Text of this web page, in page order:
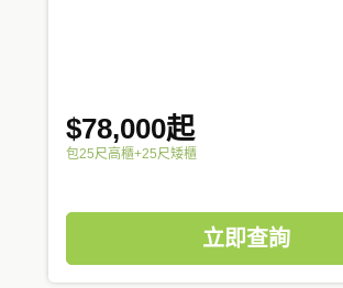
$78,000起
包25尺高櫃+25尺矮櫃
立即查詢